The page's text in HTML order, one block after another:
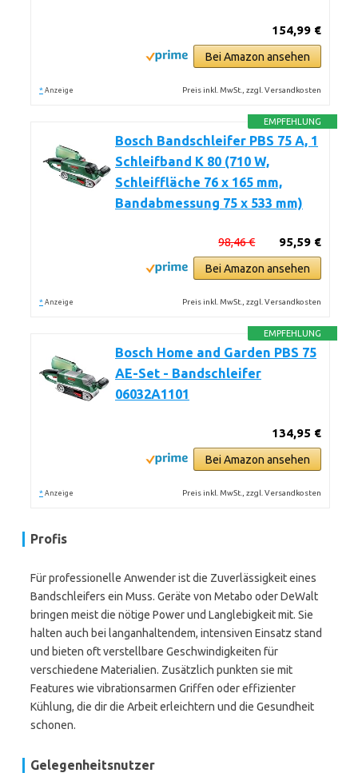
154,99 €
Bei Amazon ansehen
* Anzeige Preis inkl. MwSt., zzgl. Versandkosten
EMPFEHLUNG
Bosch Bandschleifer PBS 75 A, 1
Schleifband K 80 (710 W,
Schleiffläche 76 x 165 mm,
Bandabmessung 75 x 533 mm)
95,59 €
98,46 €
Bei Amazon ansehen
* Anzeige Preis inkl. MwSt., zzgl. Versandkosten
EMPFEHLUNG
Bosch Home and Garden PBS 75
AE-Set - Bandschleifer
06032A1101
134,95 €
Bei Amazon ansehen
* Anzeige Preis inkl. MwSt., zzgl. Versandkosten
Profis
Für professionelle Anwender ist die Zuverlässigkeit eines
Bandschleifers ein Muss. Geräte von Metabo oder DeWalt
bringen meist die nötige Power und Langlebigkeit mit. Sie
halten auch bei langanhaltendem, intensiven Einsatz stand
und bieten oft verstellbare Geschwindigkeiten für
verschiedene Materialien. Zusätzlich punkten sie mit
Features wie vibrationsarmen Griffen oder effizienter
Kühlung, die dir die Arbeit erleichtern und die Gesundheit
schonen.
Gelegenheitsnutzer